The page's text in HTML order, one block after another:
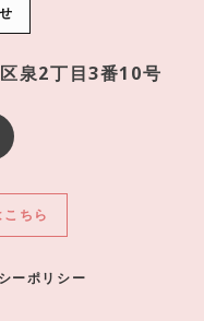
泉2丁目3番10号
ちら
ーポリシー